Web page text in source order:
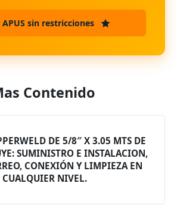
sin restricciones
Contenido
DE 5/8″ X 3.05 MTS DE
SUMINISTRO E INSTALACION,
CONEXIÓN Y LIMPIEZA EN
CUALQUIER NIVEL.